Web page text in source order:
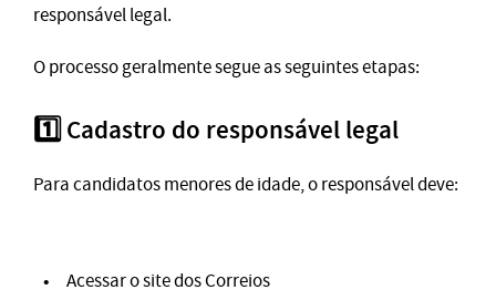
responsável legal.
O processo geralmente segue as seguintes etapas:
1️⃣ Cadastro do responsável legal
Para candidatos menores de idade, o responsável deve:
Acessar o site dos Correios